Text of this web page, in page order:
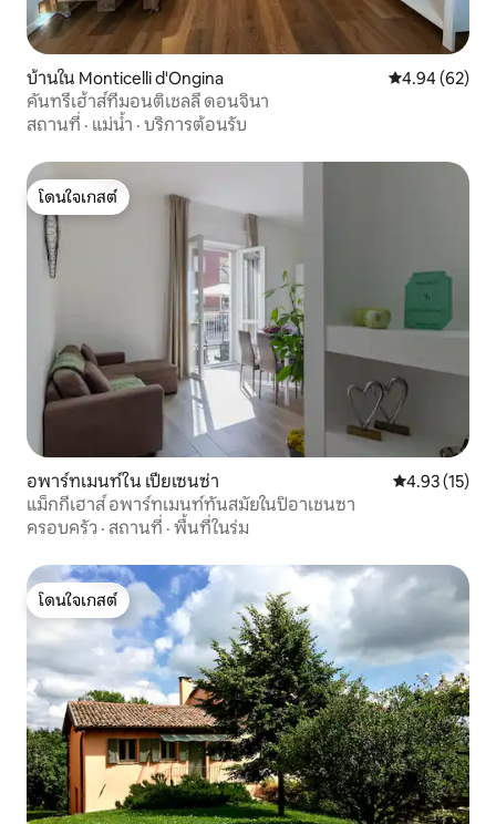
บ้านใน Monticelli d'Ongina คะแนนเฉลี่ย
4.94 (62)
คันทรีเฮ้าส์ที่มอนติเชลลี ดอนจินา
สถานที่ · แม่น้ำ · บริการต้อนรับ
โดนใจเกสต์
โดนใจเกสต์
อพาร์ทเมนท์ใน เปียเซนซ่า คะแนนเฉลี่ย
4.93 (15)
แม็กกี้เฮาส์ อพาร์ทเมนท์ทันสมัยในปิอาเชนซา
ครอบครัว · สถานที่ · พื้นที่ในร่ม
โดนใจเกสต์
โดนใจเกสต์